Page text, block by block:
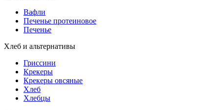
Вафли
Печенье протеиновое
Печенье
Хлеб и альтернативы
Гриссини
Крекеры
Крекеры овсяные
Хлеб
Хлебцы